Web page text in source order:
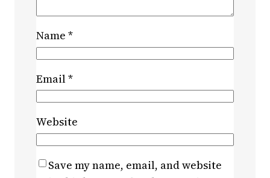
Name *
Email*
Website
Save my name, email, and website